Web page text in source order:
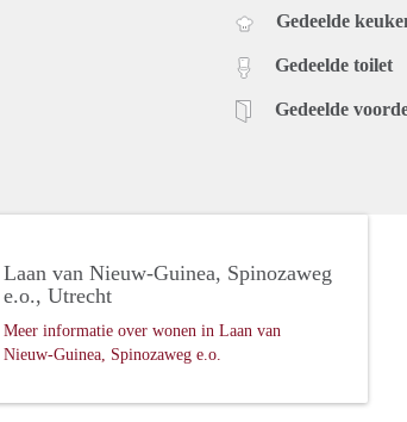
Gedeelde
Gedeelde toilet
Gedeelde
Laan van Nieuw-Guinea, Spinozaweg
e.o., Utrecht
Meer informatie over wonen in Laan van
Nieuw-Guinea, Spinozaweg e.o.